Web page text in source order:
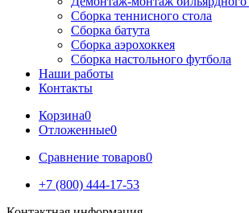
Сборка теннисного стола
Сборка батута
Сборка аэрохоккея
Сборка настольного футбола
Наши работы
Контакты
Корзина0
Отложенные0
Сравнение товаров0
+7 (800) 444-17-53